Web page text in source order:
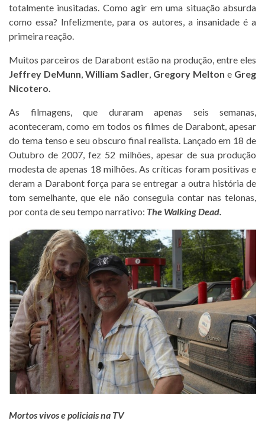
totalmente inusitadas. Como agir em uma situação absurda
como essa? Infelizmente, para os autores, a insanidade é a
primeira reação.
Muitos parceiros de Darabont estão na produção, entre eles
Jeffrey DeMunn, William Sadler, Gregory Melton e Greg
Nicotero.
As filmagens, que duraram apenas seis semanas,
aconteceram, como em todos os filmes de Darabont, apesar
do tema tenso e seu obscuro final realista. Lançado em 18 de
Outubro de 2007, fez 52 milhões, apesar de sua produção
modesta de apenas 18 milhões. As críticas foram positivas e
deram a Darabont força para se entregar a outra história de
tom semelhante, que ele não conseguia contar nas telonas,
por conta de seu tempo narrativo: The Walking Dead.
Mortos vivos e policiais na TV